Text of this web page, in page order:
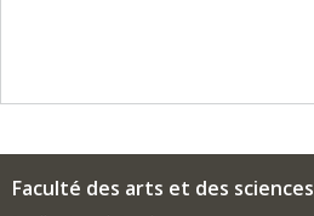
Faculté des arts et des sciences